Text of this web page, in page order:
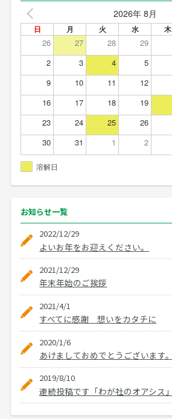
2026年 8月
日 月 火 水 木
26 27 28 29
2
3 4 5
9
10 11 12
16
17 18 19
23
24 25 26
30
31 1 2
溶解日
お知らせ一覧
2022/12/29
よいお年をお迎えください。
2021/12/29
年末年始のご挨拶
2021/4/1
すべてに感謝 想いをカタチに
2020/1/6
あけましておめでとうございます。
2019/8/10
連続投稿です「わが社のオアシス」